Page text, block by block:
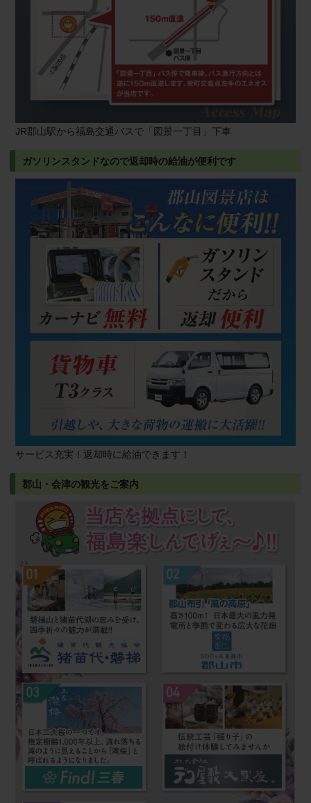
JR郡山駅から福島交通バスで「図景一丁目」下車
ガソリンスタンドなので返却時の給油が便利です
サービス充実！返却時に給油できます！
郡山・会津の観光をご案内